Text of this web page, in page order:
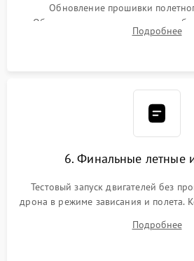
Обновление прошивки
Обязательная программная
компаса, датчиков
Подробнее
6. Финальные летные
Тестовый запуск двигателей без
дрона в режиме зависания и полета.
удержания точки, качества передачи
возврата домой (RTH) иПодробнее